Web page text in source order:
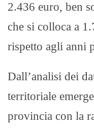
2.436 euro, ben
che si colloca a
rispetto agli anni
Dall’analisi dei
territoriale
provincia con la